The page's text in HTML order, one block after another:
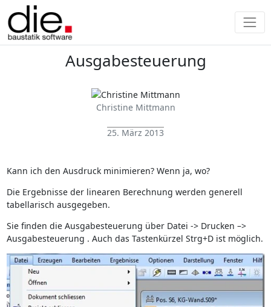
Ausgabesteuerung
Christine Mittmann
25. März 2013
Kann ich den Ausdruck minimieren? Wenn ja, wo?
Die Ergebnisse der linearen Berechnung werden generell
tabellarisch ausgegeben.
Sie finden die Ausgabesteuerung über Datei -> Drucken –>
Ausgabesteuerung . Auch das Tastenkürzel Strg+D ist möglich.